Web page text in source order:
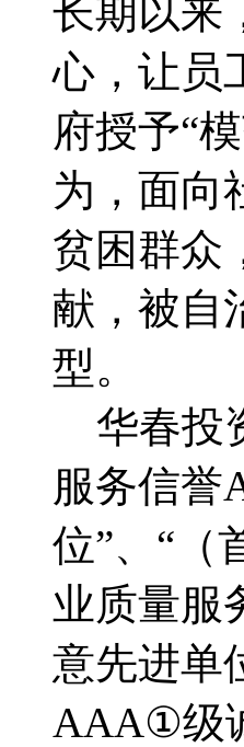
长期以来
心，让员
府授予“
为，面向
贫困群众
献，被自
型。
华春投
服务信誉
位”、“（
业质量服
意先进单
AAA①级